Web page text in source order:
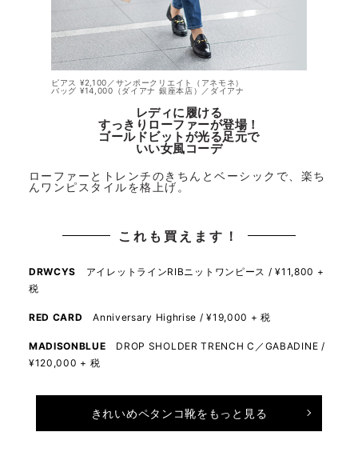
ピアス ¥2,100／サンポークリエイト（アネモネ）
バッグ ¥14,000（ダイアナ 銀座本店）／ダイアナ
レディに履ける
すっきりローファーが登場！
ゴールドビットが光る足元で
いい女風コーデ
ローファーとトレンチのきちんとベーシックで、楽ち
んワンピスタイルを格上げ。
これも買えます！
DRWCYS アイレットラインRIBニットワンピース / ¥11,800 +
税
RED CARD Anniversary Highrise / ¥19,000 + 税
MADISONBLUE DROP SHOLDER TRENCH C／GABADINE /
¥120,000 + 税
きれいめペタンコ靴をもっと見る